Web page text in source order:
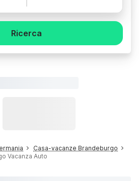
Ricerca
Casa-vacanze Brandeburgo
Vacanza Auto